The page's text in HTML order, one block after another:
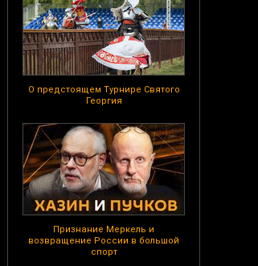
О предстоящем Турнире Святого
Георгия
Признание Меркель и
возвращение России в большой
спорт